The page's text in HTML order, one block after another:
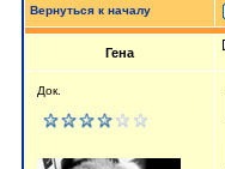
Вернуться к началу
Гена
Док.